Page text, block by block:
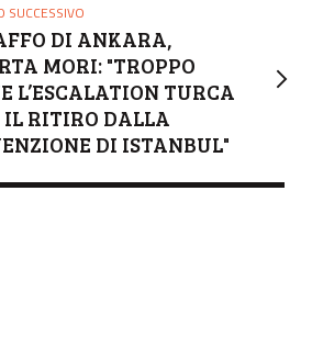
SUCCESSIVO
DI ANKARA,
MORI: "TROPPO
L’ESCALATION TURCA
IL RITIRO DALLA
DI ISTANBUL"